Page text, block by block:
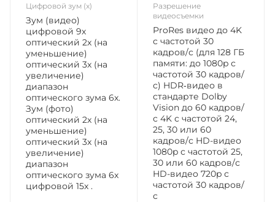
Цифровой зум (x)
Зум (видео)
цифровой 9х
оптический 2x (на
уменьшение)
оптический 3x (на
увеличение)
диапазон
оптического зума 6x.
Зум (фото)
оптический 2x (на
уменьшение)
оптический 3x (на
увеличение)
диапазон
оптического зума 6x
цифровой 15x .
Разрешение
видеосъемки
ProRes видео до 4K
с частотой 30
кадров/с (для 128 ГБ
памяти: до 1080p с
частотой 30 кадров/
с) HDR‑видео в
стандарте Dolby
Vision до 60 кадров/
с 4K с частотой 24,
25, 30 или 60
кадров/с HD-видео
1080p с частотой 25,
30 или 60 кадров/с
HD-видео 720p с
частотой 30 кадров/
с